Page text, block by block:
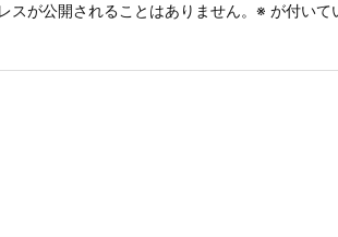
スが公開されることはありません。 ※ が付いて